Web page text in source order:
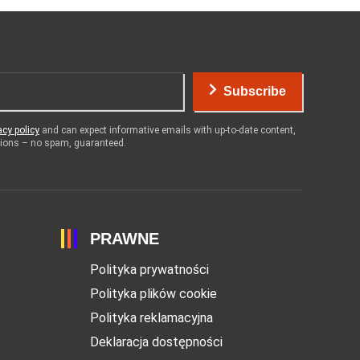
Subscribe
policy and can expect informative emails with up-to-date content,
– no spam, guaranteed.
PRAWNE
Polityka prywatności
Polityka plików cookie
Polityka reklamacyjna
Deklaracja dostępności